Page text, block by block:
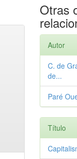
Otras
Autor
C. de
de...
Paré
Título